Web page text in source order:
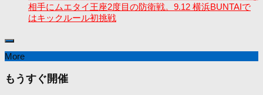
相手にムエタイ王座2度目の防衛戦。9.12 横浜BUNTAIで
はキックルール初挑戦
More
もうすぐ開催